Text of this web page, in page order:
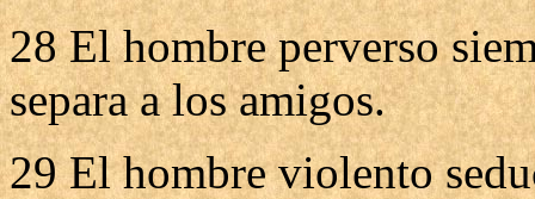
28 El hombre perverso
separa a los amigos.
29 El hombre violento